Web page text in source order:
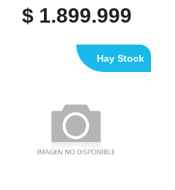
$ 1.899.999
Hay Stock